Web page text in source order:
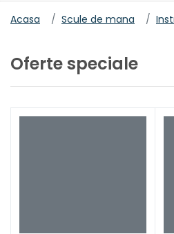
Acasa Scule de mana
Oferte speciale